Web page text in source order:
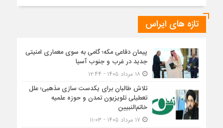
تازه های ایراس
پیمان دفاعی مکه؛ گامی به سوی معماری امنیتی
جدید در غرب و جنوب آسیا
تلاش طالبان برای یکدست سازی مذهبی؛ علل
تعطیلی تلویزیون تمدن و حوزه علمیه
خاتم‌النبیین